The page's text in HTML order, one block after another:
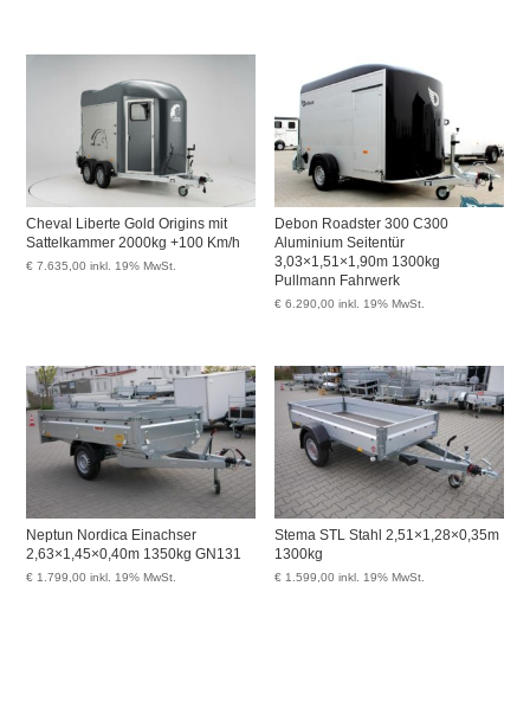
Cheval Liberte Gold Origins mit
Sattelkammer 2000kg +100 Km/h
€ 7.635,00 inkl. 19% MwSt.
Debon Roadster 300 C300
Aluminium Seitentür
3,03×1,51×1,90m 1300kg
Pullmann Fahrwerk
€ 6.290,00 inkl. 19% MwSt.
Neptun Nordica Einachser
2,63×1,45×0,40m 1350kg GN131
€ 1.799,00 inkl. 19% MwSt.
Stema STL Stahl 2,51×1,28×0,35m
1300kg
€ 1.599,00 inkl. 19% MwSt.